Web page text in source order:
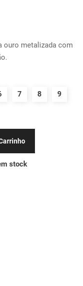
ouro metalizada com
7 8 9
stock